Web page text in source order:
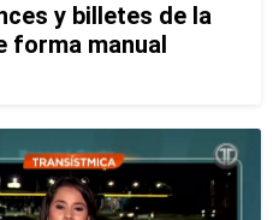
y billetes de la
forma manual